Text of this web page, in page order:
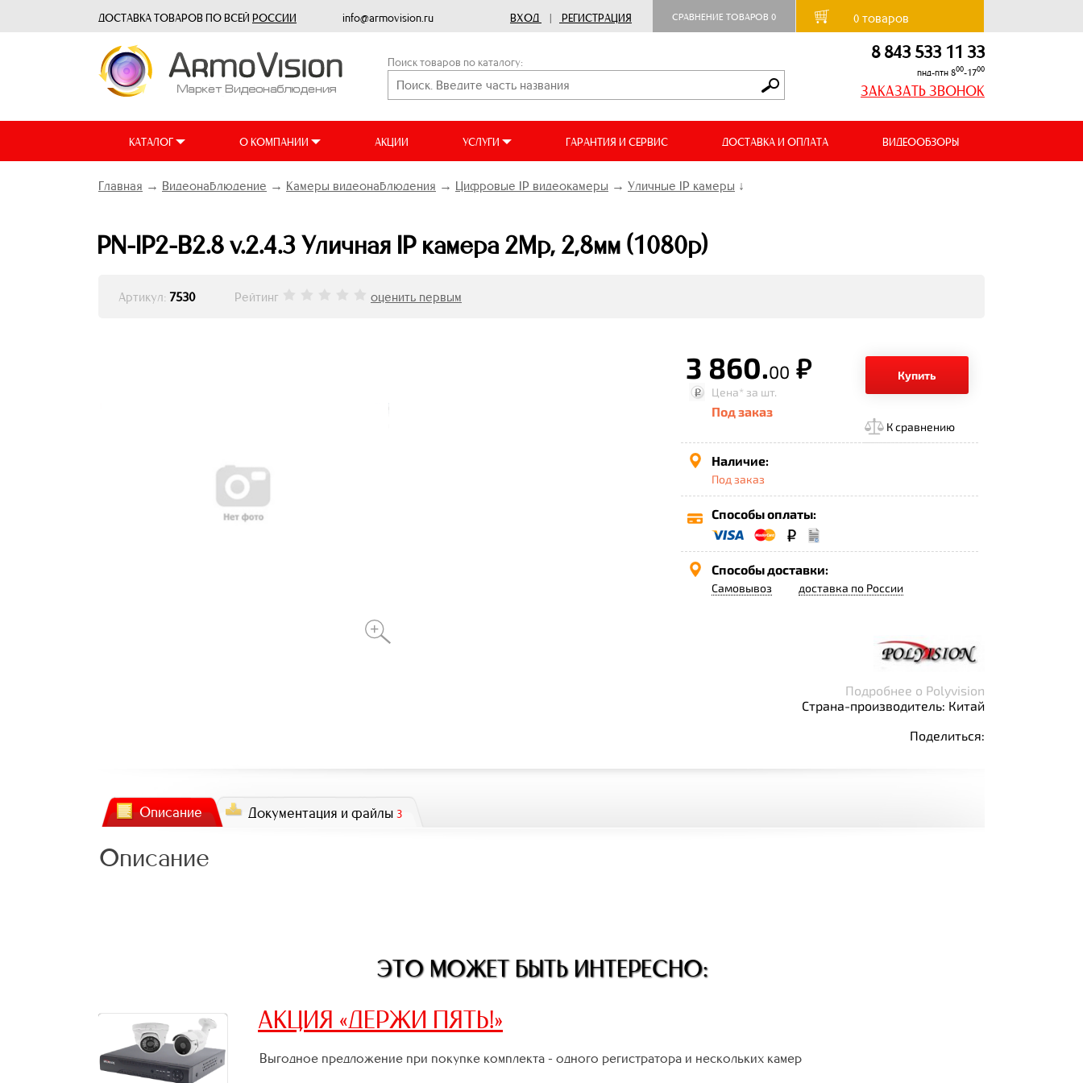
ДОСТАВКА ТОВАРОВ ПО ВСЕЙ РОССИИ info@armovision.ru ВХОД | РЕГИСТРАЦИЯ СРАВНЕНИЕ ТОВАРОВ 0 0товаров
Поиск товаров по каталогу: 8 843 533 11 33
пнд-птн 800-1700
ЗАКАЗАТЬ ЗВОНОК
КАТАЛОГ О КОМПАНИИ АКЦИИ УСЛУГИ ГАРАНТИЯ И СЕРВИС ДОСТАВКА И ОПЛАТА ВИДЕООБЗОРЫ
Главная → Видеонаблюдение → Камеры видеонаблюдения → Цифровые IP видеокамеры → Уличные IP камеры ↓
PN-IP2-B2.8 v.2.4.3 Уличная IP камера 2Mp, 2,8мм (1080p)
Артикул: 7530 Рейтинг оценить первым
3 860.00 р.
Купить
Цена* за шт.
Под заказ
К сравнению
Наличие:
Под заказ
Способы оплаты:
Способы доставки:
Самовывоз доставка по России
Подробнее о Polyvision
Страна-производитель: Китай
Поделиться:
Описание Документация и файлы 3
Описание
ЭТО МОЖЕТ БЫТЬ ИНТЕРЕСНО:
АКЦИЯ «ДЕРЖИ ПЯТЬ!»
Выгодное предложение при покупке комплекта - одного регистратора и нескольких камер